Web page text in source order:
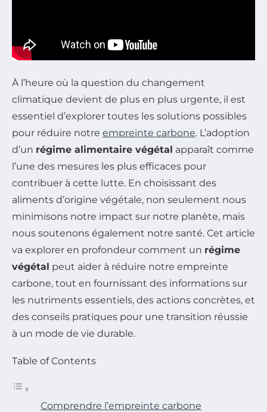
À l’heure où la question du changement
climatique devient de plus en plus urgente, il est
essentiel d’explorer toutes les solutions possibles
pour réduire notre empreinte carbone. L’adoption
d’un régime alimentaire végétal apparaît comme
l’une des mesures les plus efficaces pour
contribuer à cette lutte. En choisissant des
aliments d’origine végétale, non seulement nous
minimisons notre impact sur notre planète, mais
nous soutenons également notre santé. Cet article
va explorer en profondeur comment un régime
végétal peut aider à réduire notre empreinte
carbone, tout en fournissant des informations sur
les nutriments essentiels, des actions concrètes, et
des conseils pratiques pour une transition réussie
à un mode de vie durable.
Table of Contents
Comprendre l’empreinte carbone